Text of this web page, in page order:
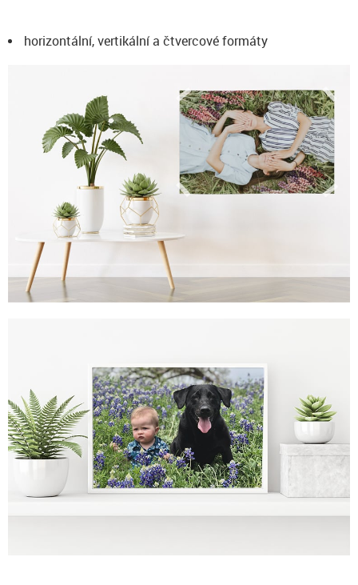
horizontální, vertikální a čtvercové formáty